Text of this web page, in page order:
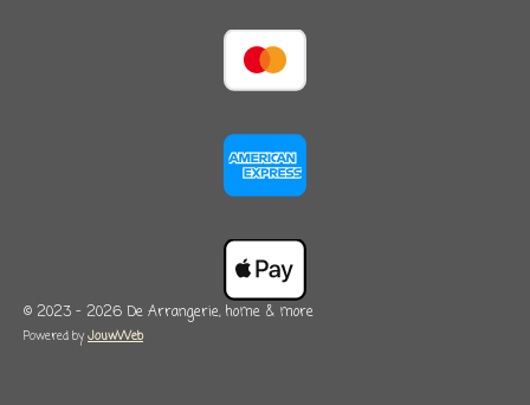
© 2023 - 2026 De Arrangerie, home & more
Powered byJouwWeb